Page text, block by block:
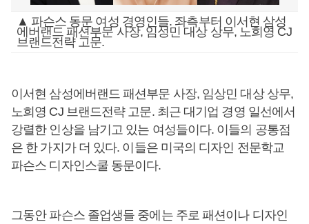
▲ 파슨스 동문 여성 경영인들. 좌측부터 이서현 삼성
에버랜드 패션부문 사장, 임성민 대상 상무, 노희영 CJ
브랜드전략 고문.
이서현 삼성에버랜드 패션부문 사장, 임상민 대상 상무,
노희영 CJ 브랜드전략 고문. 최근 대기업 경영 일선에서
강렬한 인상을 남기고 있는 여성들이다. 이들의 공통점
은 한 가지가 더 있다. 이들은 미국의 디자인 전문학교
파슨스 디자인스쿨 동문이다.
그동안 파슨스 졸업생들 중에는 주로 패션이나 디자인